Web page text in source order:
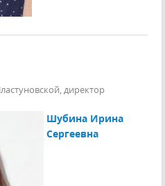
директор
Шубина Ирина
Сергеевна